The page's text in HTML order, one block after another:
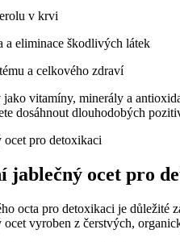
v krvi
a eliminace škodlivých látek
a celkového zdraví
vitamíny, minerály a
dosáhnout dlouhodobých
jablečný ocet pro
octa pro detoxikaci je důležité
vyroben z čerstvých,